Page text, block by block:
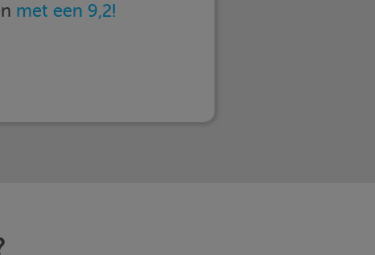
met een 9,2!